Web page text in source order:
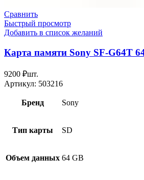
Сравнить
Быстрый просмотр
Добавить в список желаний
Карта памяти Sony SF-G64T
9200 ₽шт.
Артикул: 503216
Бренд Sony
Тип карты SD
Объем данных 64 GB